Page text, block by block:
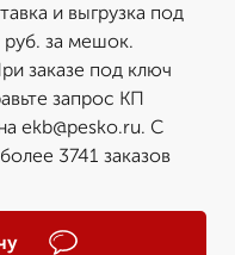
и выгрузка под
руб. за мешок.
заказе под ключ
запрос КП
ekb@pesko.ru. С
3741 заказов